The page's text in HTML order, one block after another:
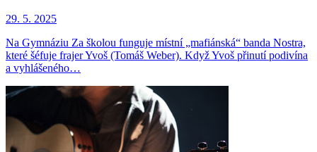
29. 5. 2025
Na Gymnáziu Za školou funguje místní „mafiánská“ banda Nostra,
které šéfuje frajer Yvoš (Tomáš Weber). Když Yvoš přinutí podivína
a vyhlášeného…